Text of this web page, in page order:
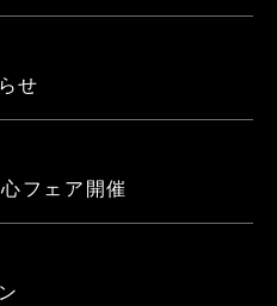
せ
フェア開催